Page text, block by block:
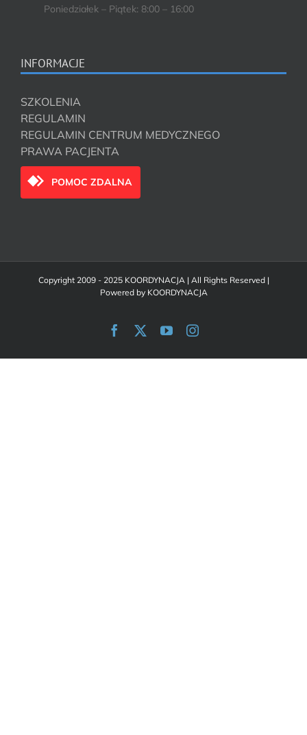
Poniedziałek – Piątek: 8:00 – 16:00
INFORMACJE
SZKOLENIA
REGULAMIN
REGULAMIN CENTRUM MEDYCZNEGO
PRAWA PACJENTA
POMOC ZDALNA
Copyright 2009 - 2025 KOORDYNACJA | All Rights Reserved |
Powered by KOORDYNACJA
Facebook YouTubeInstagram